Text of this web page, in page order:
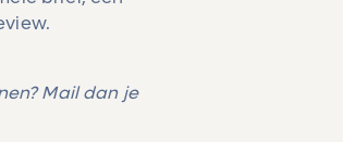
Mail dan je